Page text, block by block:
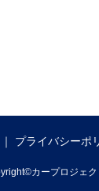
プライバシーポ
カープロジェ